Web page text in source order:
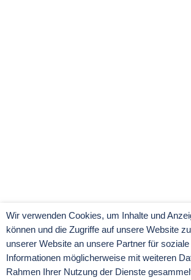
Wir verwenden Cookies, um Inhalte und
können und die Zugriffe auf unsere Website
unserer Website an unsere Partner für
Informationen möglicherweise mit weiteren
Rahmen Ihrer Nutzung der Dienste